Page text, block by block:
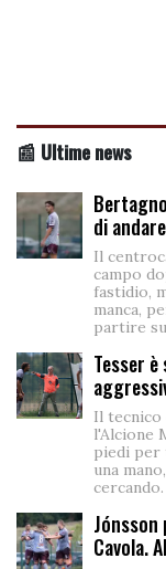
📰 Ultime news
di
Il
campo
fastidio,
manca,
partire
Tesser
Il tecnico
l'Alcione
piedi per
una
Jónsson
Cavola.